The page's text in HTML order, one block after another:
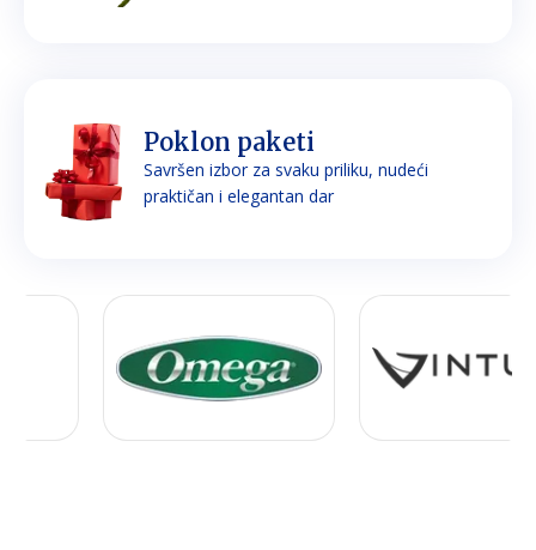
Poklon paketi
Savršen izbor za svaku priliku, nudeći
praktičan i elegantan dar